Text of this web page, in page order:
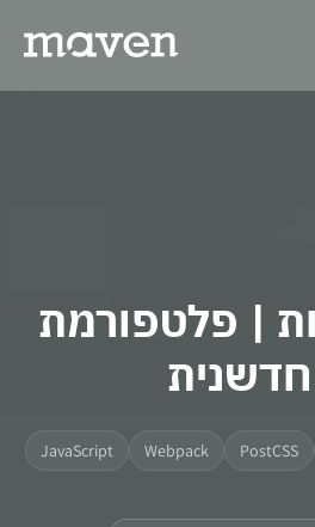
| פלטפורמת
חדשנית
PostCSS
Webpack
JavaScript